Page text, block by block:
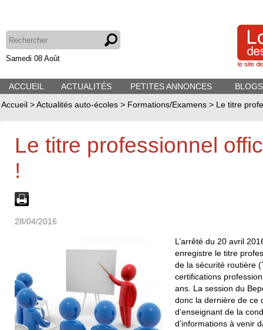
Samedi 08 Août
ACCUEIL ACTUALITÉS PETITES ANNONCES
Accueil >Actualités auto-écoles > Formations/Examens > Le titre
Le titre professionnel
!
28/04/2016
L’arrêté du 20 avril
enregistre le titre
de la sécurité routière
certifications
ans. La session du
donc la dernière de ce
d’enseignant de la
d’informations à venir